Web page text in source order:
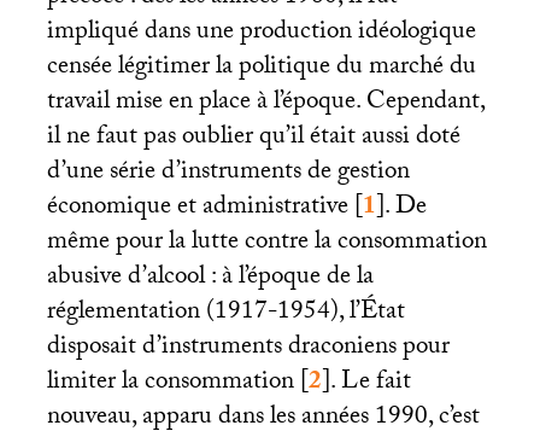
impliqué dans une production idéologique
censée légitimer la politique du marché du
travail mise en place à l’époque. Cependant,
il ne faut pas oublier qu’il était aussi doté
d’une série d’instruments de gestion
économique et administrative[1]. De
même pour la lutte contre la consommation
abusive d’alcool : à l’époque de la
réglementation (1917-1954), l’État
disposait d’instruments draconiens pour
limiter la consommation[2]. Le fait
nouveau, apparu dans les années 1990, c’est